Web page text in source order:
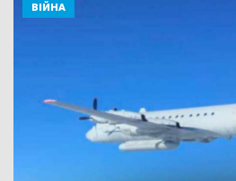
ВІЙНА